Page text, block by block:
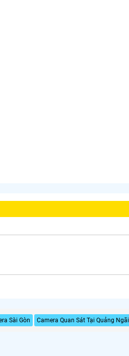
Sài Gòn Camera Quan Sát Tại Quảng Ngãi